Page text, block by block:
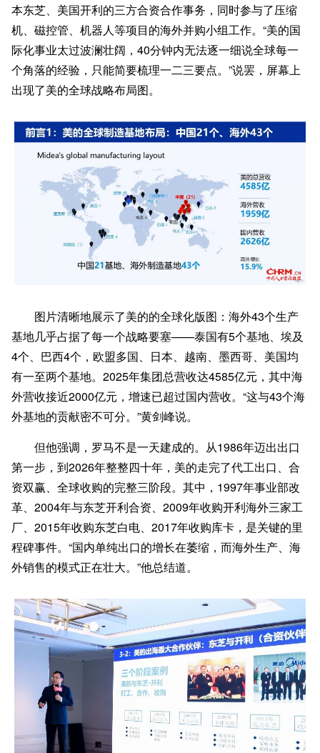
本东芝、美国开利的三方合资合作事务，同时参与了压缩
机、磁控管、机器人等项目的海外并购小组工作。“美的国
际化事业太过波澜壮阔，40分钟内无法逐一细说全球每一
个角落的经验，只能简要梳理一二三要点。”说罢，屏幕上
出现了美的全球战略布局图。
图片清晰地展示了美的的全球化版图：海外43个生产
基地几乎占据了每一个战略要塞——泰国有5个基地、埃及
4个、巴西4个，欧盟多国、日本、越南、墨西哥、美国均
有一至两个基地。2025年集团总营收达4585亿元，其中海
外营收接近2000亿元，增速已超过国内营收。“这与43个海
外基地的贡献密不可分。”黄剑峰说。
但他强调，罗马不是一天建成的。从1986年迈出出口
第一步，到2026年整整四十年，美的走完了代工出口、合
资双赢、全球收购的完整三阶段。其中，1997年事业部改
革、2004年与东芝开利合资、2009年收购开利海外三家工
厂、2015年收购东芝白电、2017年收购库卡，是关键的里
程碑事件。“国内单纯出口的增长在萎缩，而海外生产、海
外销售的模式正在壮大。”他总结道。